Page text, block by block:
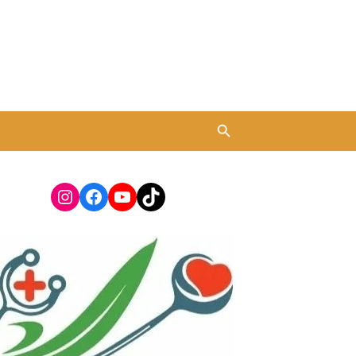
Instagram
Facebook
YouTube
TikTok